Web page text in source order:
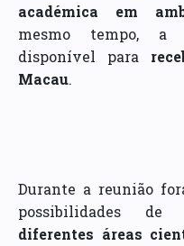
académica em
mesmo tempo, a
disponível para
Macau.
Durante a reunião
possibilidades de
diferentes áreas